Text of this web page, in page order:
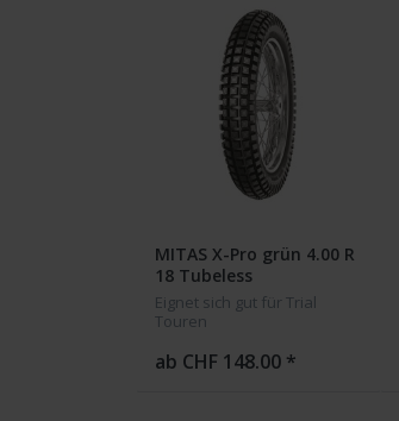
MITAS X-Pro grün 4.00 R
18 Tubeless
Eignet sich gut für Trial
Touren
ab CHF 148.00 *